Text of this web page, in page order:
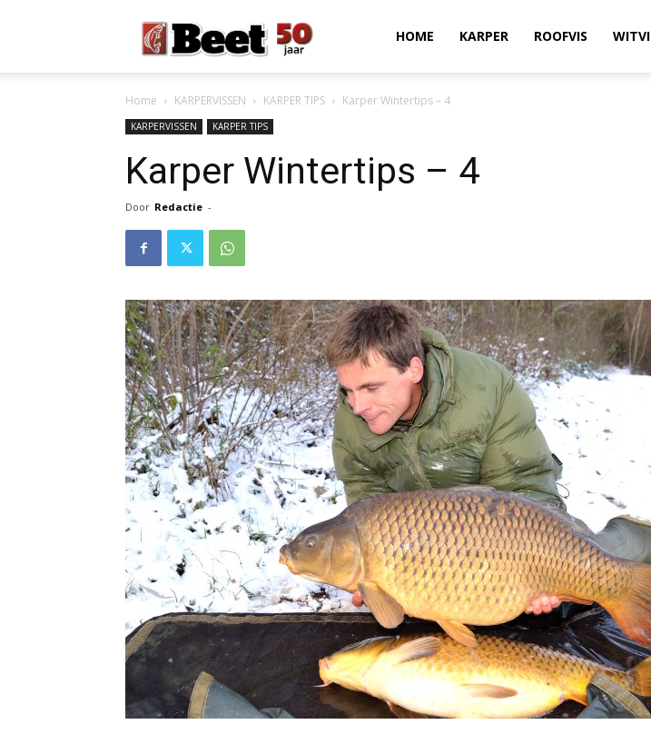
Magazine
HOME KARPER ROOFVIS
Home KARPERVISSEN KARPER TIPS Karper Wintertips – 4
KARPERVISSEN KARPER TIPS
Karper Wintertips – 4
Door Redactie -